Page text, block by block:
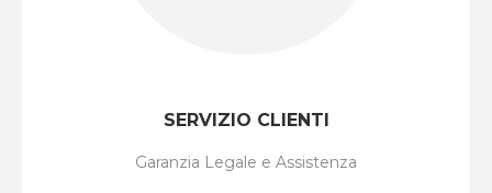
SERVIZIO CLIENTI
Garanzia Legale e Assistenza